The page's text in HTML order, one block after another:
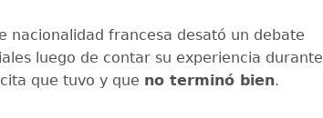
nacionalidad francesa desató un debate
luego de contar su experiencia durante
que tuvo y que no terminó bien.